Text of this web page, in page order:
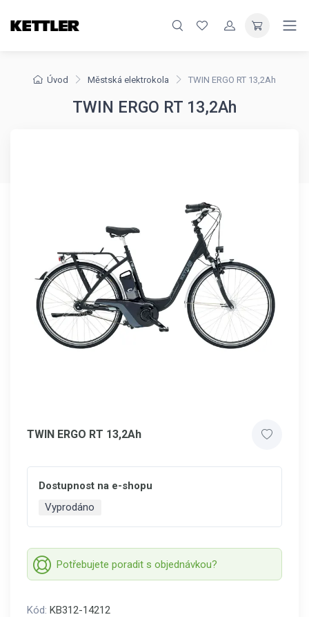
Úvod Městská elektrokola TWIN ERGO RT 13,2Ah
TWIN ERGO RT 13,2Ah
TWIN ERGO RT 13,2Ah
Dostupnost na e-shopu
Vyprodáno
Potřebujete poradit s objednávkou?
Kód: KB312-14212